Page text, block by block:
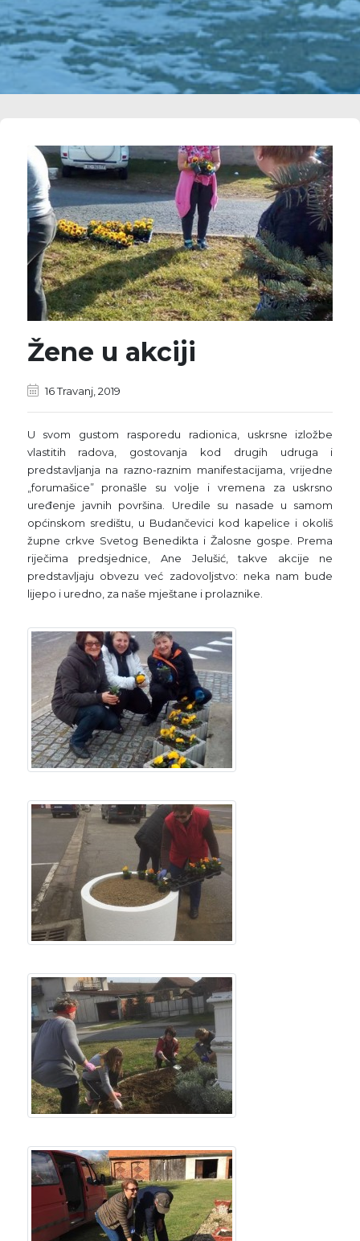
Žene u akciji
16 Travanj, 2019
U svom gustom rasporedu radionica, uskrsne izložbe
vlastitih radova, gostovanja kod drugih udruga i
predstavljanja na razno-raznim manifestacijama, vrijedne
„forumašice” pronašle su volje i vremena za uskrsno
uređenje javnih površina. Uredile su nasade u samom
općinskom središtu, u Budančevici kod kapelice i okoliš
župne crkve Svetog Benedikta i Žalosne gospe. Prema
riječima predsjednice, Ane Jelušić, takve akcije ne
predstavljaju obvezu već zadovoljstvo: neka nam bude
lijepo i uredno, za naše mještane i prolaznike.